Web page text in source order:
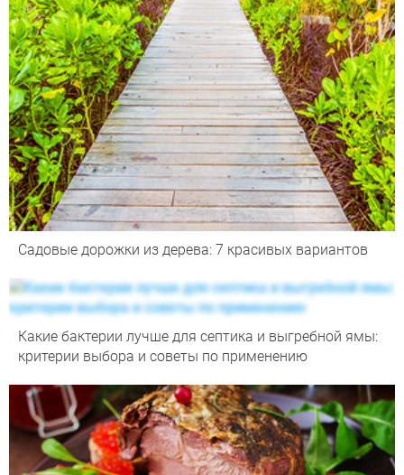
Садовые дорожки из дерева: 7 красивых вариантов
Какие бактерии лучше для септика и выгребной ямы:
критерии выбора и советы по применению